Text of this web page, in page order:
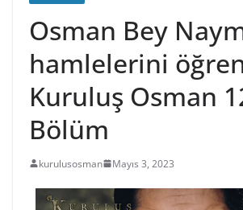
Osman Bey
hamlelerini
Kuruluş Osman
Bölüm
kurulusosman Mayıs 3, 2023